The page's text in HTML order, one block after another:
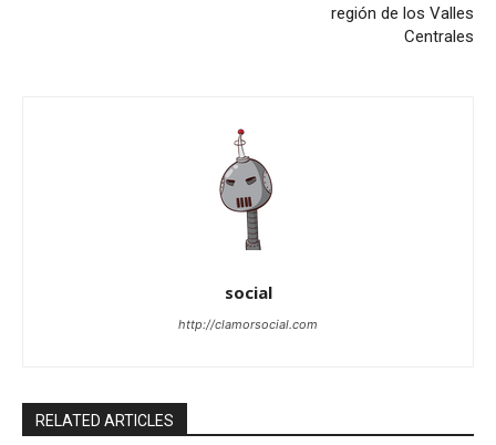
región de los Valles
Centrales
social
http://clamorsocial.com
RELATED ARTICLES